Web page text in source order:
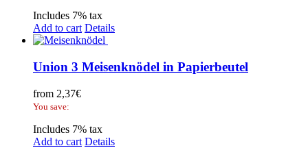
Includes 7% tax
Add to cart Details
Union 3 Meisenknödel in Papierbeutel
from 2,37€
You save:
Includes 7% tax
Add to cart Details